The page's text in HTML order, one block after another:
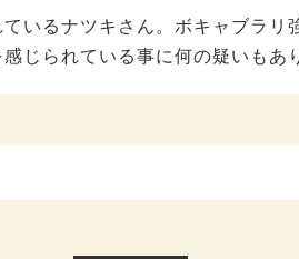
いるナツキさん。ボキャブラ
じられている事に何の疑いもあ